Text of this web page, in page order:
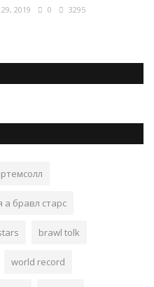
2019 0 3295
а бравл старс
brawl tolk
world record